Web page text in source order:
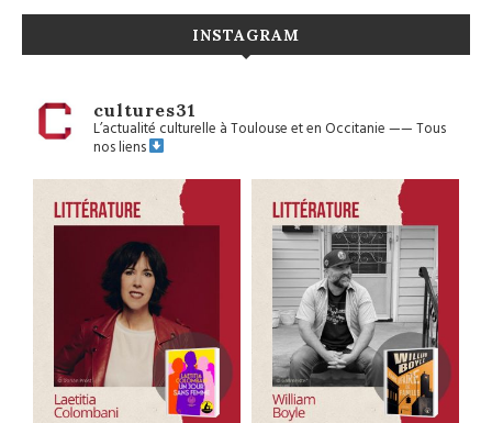
INSTAGRAM
cultures31
L’actualité culturelle à Toulouse et en Occitanie——Tous
nos liens